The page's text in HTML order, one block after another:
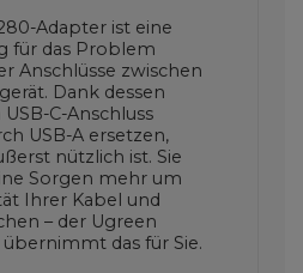
Adapter ist eine
für das Problem
Anschlüsse zwischen
Dank dessen
C-Anschluss
USB-A ersetzen,
nützlich ist. Sie
Sorgen mehr um
Ihrer Kabel und
– der Ugreen
das für Sie.